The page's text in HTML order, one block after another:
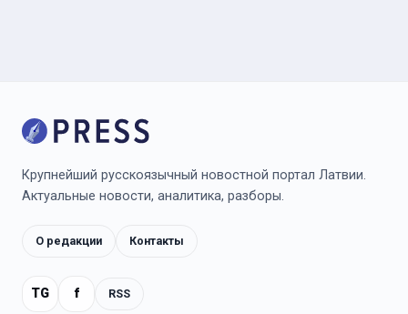
Крупнейший русскоязычный новостной портал Латвии.
Актуальные новости, аналитика, разборы.
О редакции Контакты
TG f RSS